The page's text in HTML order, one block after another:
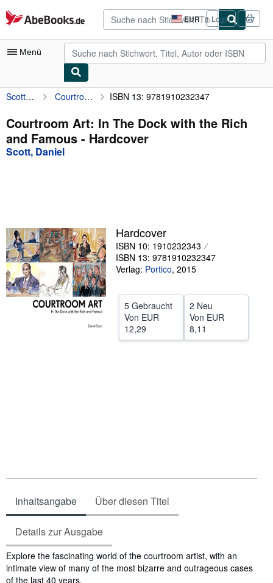
Zum Hauptinhalt
AbeBooks.de EUR
Seite
der
Einkaufseinstellungen.
Login
Menü
Nutzerkonto
Meine Bestellungen
Detailsuche
Verkäufer
Verkäufer werden
Hilfe
Scott, Daniel Courtroom Art: In The Dock with the Rich and Famous ISBN 13: 9781910232347
Courtroom Art: In The Dock with the Rich
and Famous - Hardcover
Scott, Daniel
Hardcover
ISBN 10: 1910232343
ISBN 13: 9781910232347
Verlag: Portico, 2015
5 Gebraucht
Von EUR
12,29
2 Neu
Von EUR
8,11
Inhaltsangabe Über diesen Titel
Details zur Ausgabe
Inhaltsangabe
Explore the fascinating world of the courtroom artist, with an
intimate view of many of the most bizarre and outrageous cases
of the last 40 years.